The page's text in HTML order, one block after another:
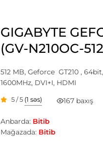
GIGABYTE
(GV-N210OC-
512 MB, Geforce GT210 ,
1600MHz, DVI+I, HDMI
5 / 5 (1 səs) 167 baxış
Anbarda: Bitib
Mağazada: Bitib